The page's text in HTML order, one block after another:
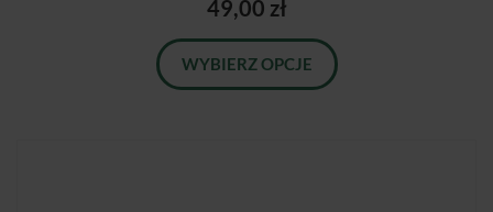
49,00 zł
WYBIERZ OPCJE